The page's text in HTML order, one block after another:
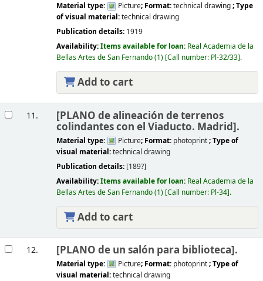
Material type: Picture; Format:technical drawing; Type
of visual material:technical drawing
Publication details: 1919
Availability:Items available for loan: Real Academia de la
Bellas Artes de San Fernando(1) Call number: Pl-32/33 .
Add to cart
11. [PLANO de alineación de terrenos
colindantes con el Viaducto. Madrid].
Material type: Picture; Format: photoprint; Type of
visual material:technical drawing
Publication details: [189?]
Availability:Items available for loan: Real Academia de la
Bellas Artes de San Fernando(1) Call number: Pl-34 .
Add to cart
12. [PLANO de un salón para biblioteca].
Material type: Picture; Format: photoprint; Type of
visual material:technical drawing